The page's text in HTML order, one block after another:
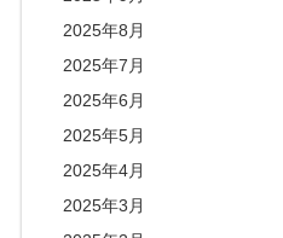
2025年8月
2025年7月
2025年6月
2025年5月
2025年4月
2025年3月